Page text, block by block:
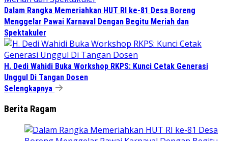
Dalam Rangka Memeriahkan HUT RI ke-81 Desa Boreng
Menggelar Pawai Karnaval Dengan Begitu Meriah dan
Spektakuler
H. Dedi Wahidi Buka Workshop RKPS: Kunci Cetak Generasi
Unggul Di Tangan Dosen
Selengkapnya
Berita Ragam